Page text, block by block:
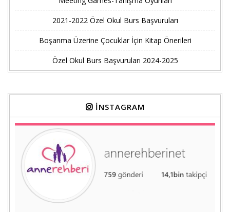
2021-2022 Özel Okul Burs Başvuruları
Boşanma Üzerine Çocuklar İçin Kitap Önerileri
Özel Okul Burs Başvuruları 2024-2025
İNSTAGRAM